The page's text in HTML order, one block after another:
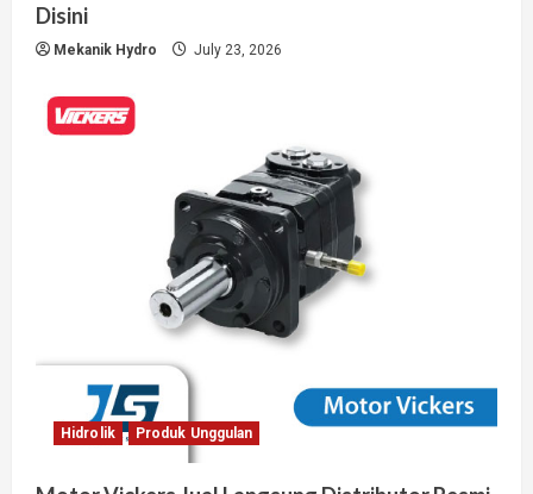
Disini
Mekanik Hydro July 23, 2026
Hidrolik Produk Unggulan